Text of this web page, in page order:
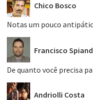
Chico Bosco
Notas um pouco
Francisco
De quanto você precisa
Andriolli Costa